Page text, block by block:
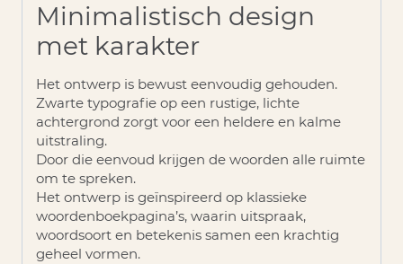
Minimalistisch design
met karakter
Het ontwerp is bewust eenvoudig gehouden.
Zwarte typografie op een rustige, lichte
achtergrond zorgt voor een heldere en kalme
uitstraling.
Door die eenvoud krijgen de woorden alle ruimte
om te spreken.
Het ontwerp is geïnspireerd op klassieke
woordenboekpagina’s, waarin uitspraak,
woordsoort en betekenis samen een krachtig
geheel vormen.